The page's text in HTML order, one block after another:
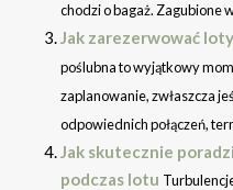
chodzi o bagaż. Zagubione
Jak zarezerwować
poślubna to wyjątkowy
zaplanowanie, zwłaszcza
odpowiednich połączeń,
Jak skutecznie
podczas lotu